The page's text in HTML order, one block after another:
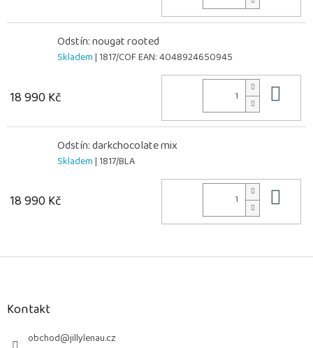
Odstín: nougat rooted
Skladem| 1817/COFEAN:4048924650945
18 990 Kč
Odstín: darkchocolate mix
Skladem| 1817/BLA
18 990 Kč
Z
Kontakt
obchod@jillylenau.cz